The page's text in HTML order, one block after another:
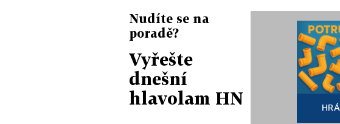
Nudíte se na
poradě?
Vyřešte
dnešní
hlavolam HN